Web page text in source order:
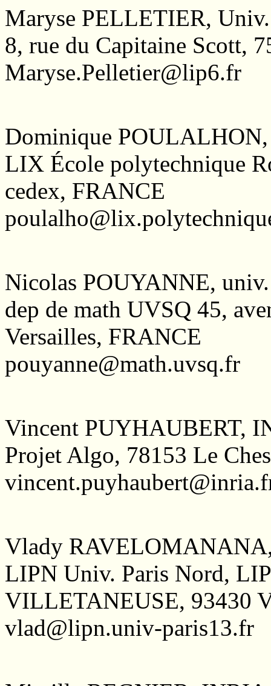
Maryse PELLETIER,
8, rue du Capitaine Scott,
Maryse.Pelletier@lip6.fr
Dominique
LIX École polytechnique
cedex, FRANCE
Nicolas POUYANNE,
dep de math UVSQ 45,
Versailles, FRANCE
pouyanne@math.uvsq.fr
Vincent PUYHAUBERT,
Projet Algo, 78153 Le
Vlady
LIPN Univ. Paris Nord,
VILLETANEUSE, 93430
vlad@lipn.univ-paris13.fr